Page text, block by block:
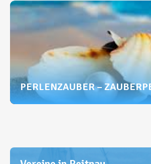
PERLENZAUBER –